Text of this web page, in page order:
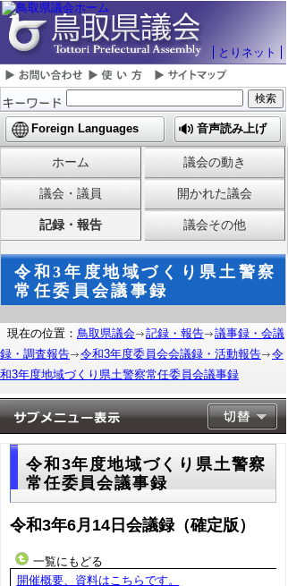
とりネット
Foreign Languages 音声読み上げ
ホーム 議会の動き
議会・議員 開かれた議会
記録・報告 議会その他
令和3年度地域づくり県土警察
常任委員会議事録
現在の位置： 鳥取県議会 記録・報告
議事録・会議
録・調査報告
令和3年度委員会会議録・活動報告
令
和3年度地域づくり県土警察常任委員会議事録
令和3年度地域づくり県土警察
常任委員会議事録
令和3年6月14日会議録（確定版）
一覧にもどる
開催概要、資料はこちらです。